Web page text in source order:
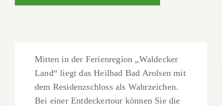
Mitten in der Ferienregion „Waldecker
Land“ liegt das Heilbad Bad Arolsen mit
dem Residenzschloss als Wahrzeichen.
Bei einer Entdeckertour können Sie die